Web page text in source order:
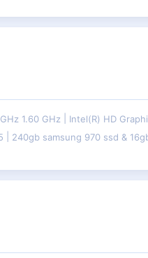
1.60 GHz
Intel(R) HD
240gb samsung 970 ssd &